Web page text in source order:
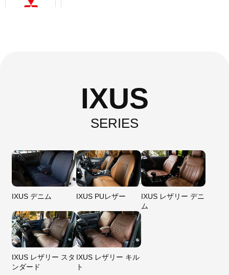
IXUS
SERIES
IXUS デニム IXUS PUレザー
IXUS レザリー デニ
ム
IXUS レザリー スタ
ンダード
IXUS レザリー キル
ト